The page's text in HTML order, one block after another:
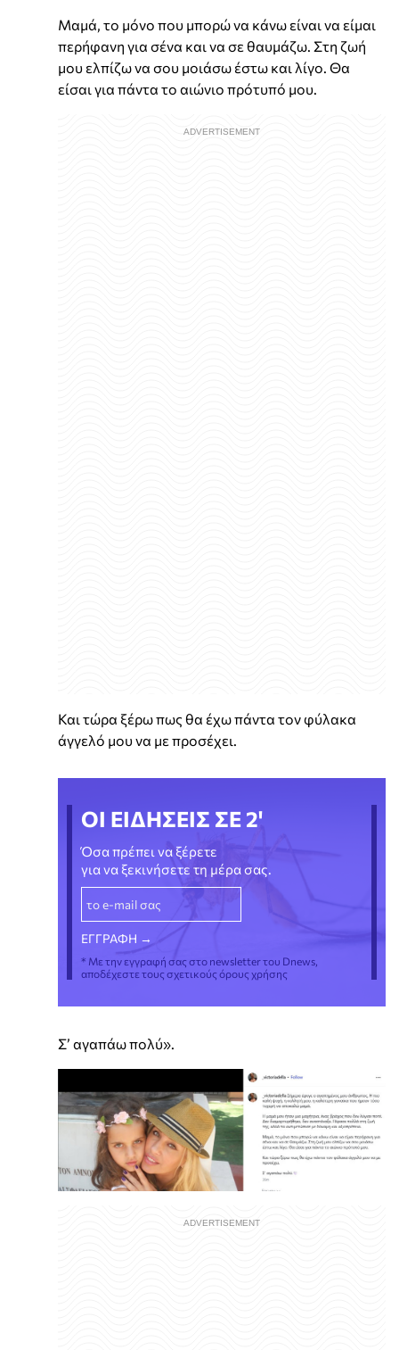
Μαμά, το μόνο που μπορώ να κάνω είναι να είμαι
περήφανη για σένα και να σε θαυμάζω. Στη ζωή
μου ελπίζω να σου μοιάσω έστω και λίγο. Θα
είσαι για πάντα το αιώνιο πρότυπό μου.
Και τώρα ξέρω πως θα έχω πάντα τον φύλακα
άγγελό μου να με προσέχει.
ΟΙ ΕΙΔΗΣΕΙΣ ΣΕ 2'
Όσα πρέπει να ξέρετε
για να ξεκινήσετε τη μέρα σας.
* Με την εγγραφή σας στο newsletter του Dnews,
αποδέχεστε τους σχετικούς όρους χρήσης
Σ’ αγαπάω πολύ».